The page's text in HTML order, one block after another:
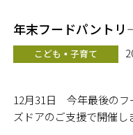
年末フードパント
こども▪子育て
12月31日 今年最後のフ
ズドアのご支援で開催し